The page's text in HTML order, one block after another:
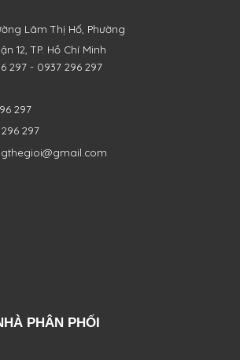
Lâm Thị Hố, Phường
12, TP. Hồ Chí Minh
297 - 0937 296 297
297
297
PHÂN PHỐI